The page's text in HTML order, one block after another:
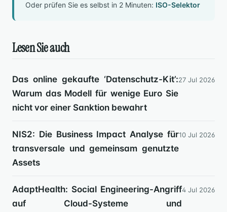
Oder prüfen Sie es selbst in 2 Minuten: ISO-Selektor
Lesen Sie auch
Das online gekaufte ‘Datenschutz-Kit’:
Warum das Modell für wenige Euro Sie
nicht vor einer Sanktion bewahrt
27 Jul 2026
NIS2: Die Business Impact Analyse für
transversale und gemeinsam genutzte
Assets
10 Jul 2026
AdaptHealth: Social Engineering-Angriff
auf Cloud-Systeme und
4 Jul 2026